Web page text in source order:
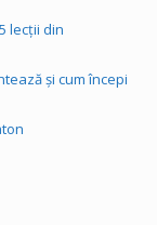
lecții din
și cum începi